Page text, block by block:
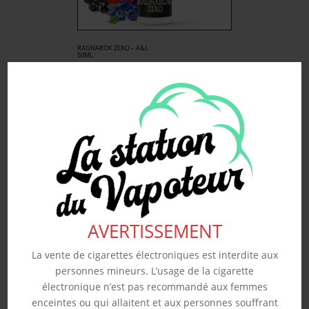
AVERTISSEMENT
La vente de cigarettes électroniques est interdite aux
personnes mineurs. L’usage de la cigarette
électronique n’est pas recommandé aux femmes
enceintes ou qui allaitent et aux personnes souffrant
RAGNAROK ZERO – A&L
50ML
Souhaits
Voir produit